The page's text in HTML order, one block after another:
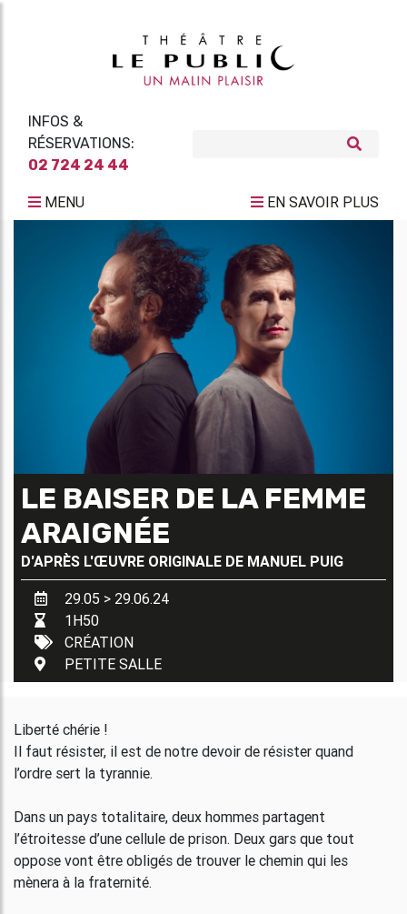
INFOS &
RÉSERVATIONS:
02 724 24 44
MENU EN SAVOIR PLUS
LE BAISER DE LA FEMME
ARAIGNÉE
D'APRÈS L'ŒUVRE ORIGINALE DE MANUEL PUIG
29.05 > 29.06.24
1H50
CRÉATION
PETITE SALLE
Liberté chérie !
Il faut résister, il est de notre devoir de résister quand
l’ordre sert la tyrannie.
Dans un pays totalitaire, deux hommes partagent
l’étroitesse d’une cellule de prison. Deux gars que tout
oppose vont être obligés de trouver le chemin qui les
mènera à la fraternité.